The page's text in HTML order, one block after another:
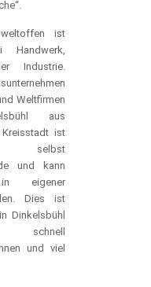
weltoffen ist
Industrie.
Weltfirmen
aus
ist
selbst
und kann
eigener
Dies ist
Dinkelsbühl
schnell
und viel